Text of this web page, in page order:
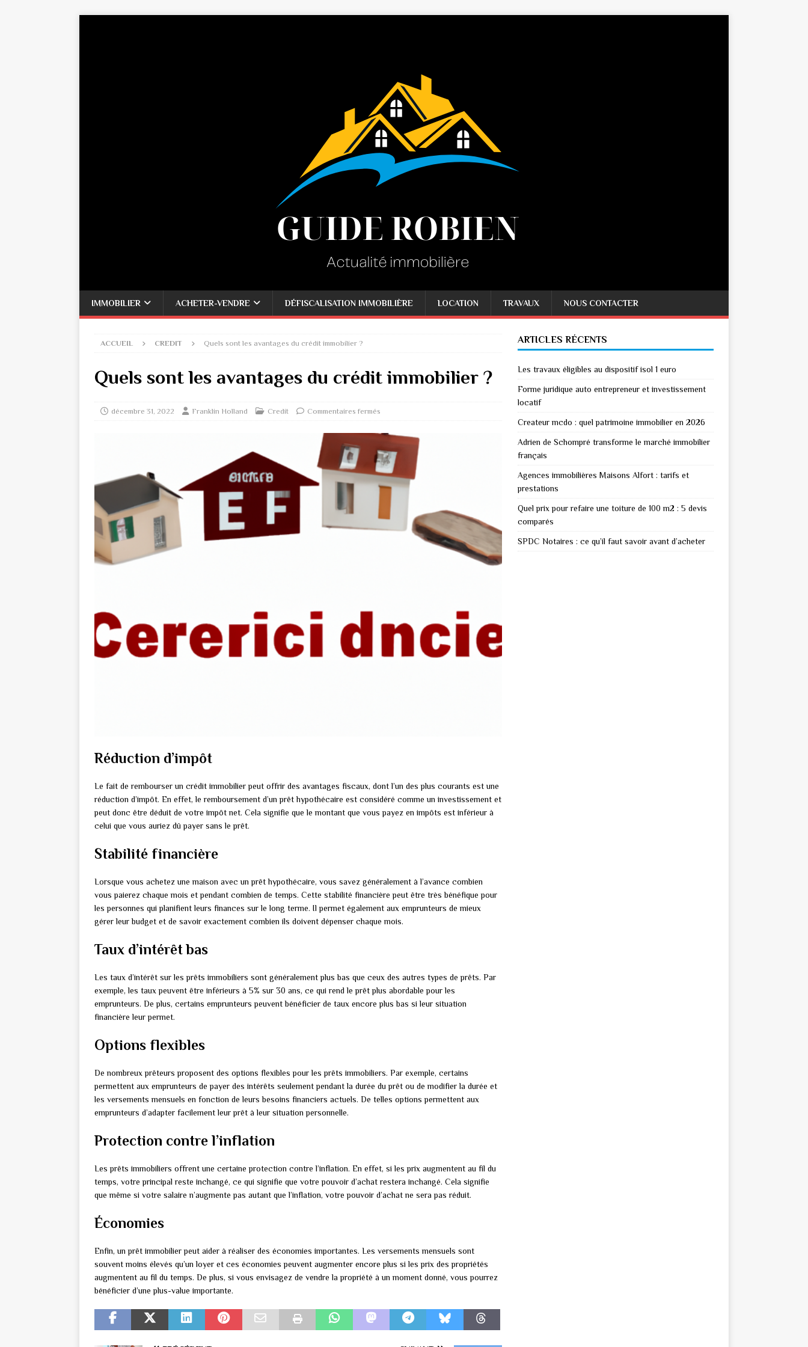
IMMOBILIER ACHETER-VENDRE DÉFISCALISATION IMMOBILIÈRE LOCATION TRAVAUX NOUS CONTACTER
ACCUEIL CREDIT Quels sont les avantages du crédit immobilier ?
Quels sont les avantages du crédit immobilier ?
décembre 31, 2022 Franklin Holland Credit Commentaires fermés
Réduction d’impôt
Le fait de rembourser un crédit immobilier peut offrir des avantages fiscaux, dont l’un des plus courants est une
réduction d’impôt. En effet, le remboursement d’un prêt hypothécaire est considéré comme un investissement et
peut donc être déduit de votre impôt net. Cela signifie que le montant que vous payez en impôts est inférieur à
celui que vous auriez dû payer sans le prêt.
Stabilité financière
Lorsque vous achetez une maison avec un prêt hypothécaire, vous savez généralement à l’avance combien
vous paierez chaque mois et pendant combien de temps. Cette stabilité financière peut être très bénéfique pour
les personnes qui planifient leurs finances sur le long terme. Il permet également aux emprunteurs de mieux
gérer leur budget et de savoir exactement combien ils doivent dépenser chaque mois.
Taux d’intérêt bas
Les taux d’intérêt sur les prêts immobiliers sont généralement plus bas que ceux des autres types de prêts. Par
exemple, les taux peuvent être inférieurs à 5% sur 30 ans, ce qui rend le prêt plus abordable pour les
emprunteurs. De plus, certains emprunteurs peuvent bénéficier de taux encore plus bas si leur situation
financière leur permet.
Options flexibles
De nombreux prêteurs proposent des options flexibles pour les prêts immobiliers. Par exemple, certains
permettent aux emprunteurs de payer des intérêts seulement pendant la durée du prêt ou de modifier la durée et
les versements mensuels en fonction de leurs besoins financiers actuels. De telles options permettent aux
emprunteurs d’adapter facilement leur prêt à leur situation personnelle.
Protection contre l’inflation
Les prêts immobiliers offrent une certaine protection contre l’inflation. En effet, si les prix augmentent au fil du
temps, votre principal reste inchangé, ce qui signifie que votre pouvoir d’achat restera inchangé. Cela signifie
que même si votre salaire n’augmente pas autant que l’inflation, votre pouvoir d’achat ne sera pas réduit.
Économies
Enfin, un prêt immobilier peut aider à réaliser des économies importantes. Les versements mensuels sont
souvent moins élevés qu’un loyer et ces économies peuvent augmenter encore plus si les prix des propriétés
augmentent au fil du temps. De plus, si vous envisagez de vendre la propriété à un moment donné, vous pourrez
bénéficier d’une plus-value importante.
ARTICLES RÉCENTS
Les travaux éligibles au dispositif isol 1 euro
Forme juridique auto entrepreneur et investissement
locatif
Createur mcdo : quel patrimoine immobilier en 2026
Adrien de Schompré transforme le marché immobilier
français
Agences immobilières Maisons Alfort : tarifs et
prestations
Quel prix pour refaire une toiture de 100 m2 : 5 devis
comparés
SPDC Notaires : ce qu’il faut savoir avant d’acheter